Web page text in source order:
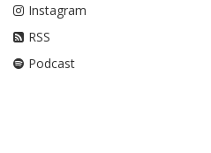
Instagram
RSS
Podcast